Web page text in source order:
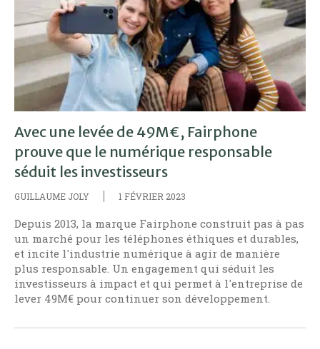
Avec une levée de 49M€, Fairphone
prouve que le numérique responsable
séduit les investisseurs
GUILLAUME JOLY 1 FÉVRIER 2023
Depuis 2013, la marque Fairphone construit pas à pas
un marché pour les téléphones éthiques et durables,
et incite l'industrie numérique à agir de manière
plus responsable. Un engagement qui séduit les
investisseurs à impact et qui permet à l'entreprise de
lever 49M€ pour continuer son développement.